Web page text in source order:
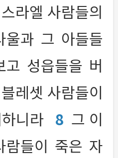
라엘 사람들의
과 그 아들들
성읍들을 버
레셋 사람들이
니라 8 그 이
람들이 죽은 자